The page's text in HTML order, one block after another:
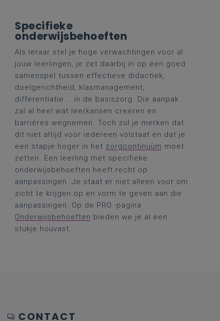
Specifieke
onderwijsbehoeften
Als leraar stel je hoge verwachtingen voor al
jouw leerlingen, je zet daarbij in op een goed
samenspel tussen effectieve didactiek,
doelgerichtheid, klasmanagement,
differentiatie … in de basiszorg. Die aanpak
zal al heel wat leerkansen creëren en
barrières wegnemen. Toch zul je merken dat
dit niet altijd voor iedereen volstaat en dat je
een stapje hoger in het zorgcontinuüm moet
zetten. Een leerling met specifieke
onderwijsbehoeften heeft recht op
aanpassingen. Je staat er niet alleen voor om
zicht te krijgen op en vorm te geven aan die
aanpassingen. Op de PRO.-pagina
Onderwijsbehoeften bieden we je al een
stukje houvast.
CONTACT